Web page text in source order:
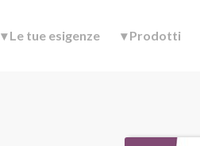
▾ Le tue esigenze ▾ Prodotti